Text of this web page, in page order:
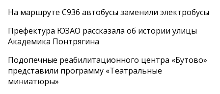
На маршруте С936 автобусы заменили электробусы
Префектура ЮЗАО рассказала об истории улицы
Академика Понтрягина
Подопечные реабилитационного центра «Бутово»
представили программу «Театральные
миниатюры»